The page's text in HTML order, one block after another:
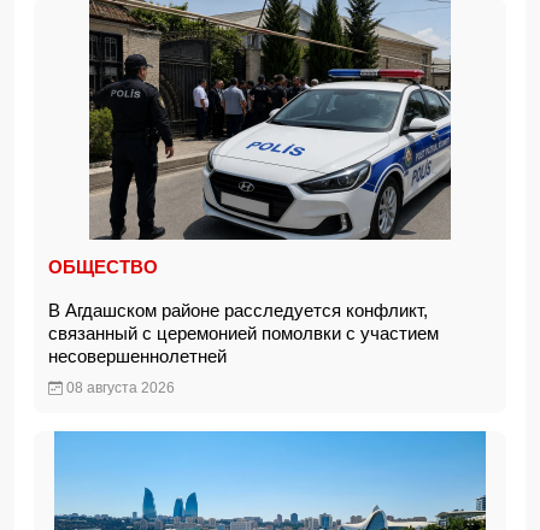
ОБЩЕСТВО
В Агдашском районе расследуется конфликт,
связанный с церемонией помолвки с участием
несовершеннолетней
08 августа 2026